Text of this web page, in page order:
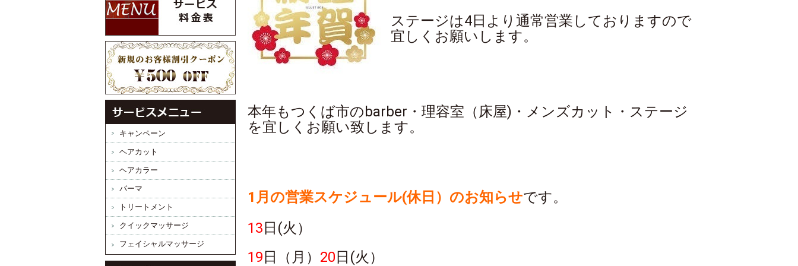
キャンペーン
ヘアカット
ヘアカラー
パーマ
トリートメント
クイックマッサージ
フェイシャルマッサージ
ステージは4日より通常営業しておりますので
宜しくお願いします。
本年もつくば市のbarber・理容室（床屋)・メンズカット・ステージ
を宜しくお願い致します。
1月の営業スケジュール(休日）のお知らせです。
13 日(火）
19 日（月） 20 日(火）